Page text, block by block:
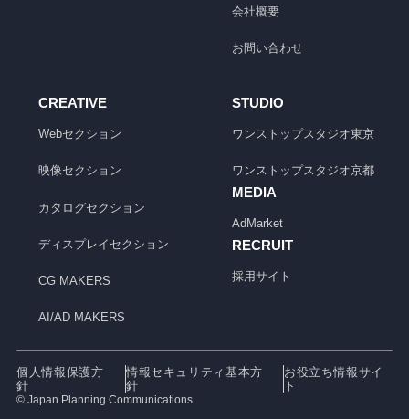
会社概要
お問い合わせ
CREATIVE
Webセクション
映像セクション
カタログセクション
ディスプレイセクション
CG MAKERS
AI/AD MAKERS
STUDIO
ワンストップスタジオ東京
ワンストップスタジオ京都
MEDIA
AdMarket
RECRUIT
採用サイト
個人情報保護方
針
情報セキュリティ基本方
針
お役立ち情報サイ
ト
© Japan Planning Communications